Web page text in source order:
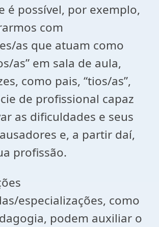
é possível, por exemplo,
com
as que atuam como
as” em sala de aula,
como pais, “tios/as”,
de profissional capaz
as dificuldades e seus
e, a partir daí,
profissão.
especializações, como
podem auxiliar o